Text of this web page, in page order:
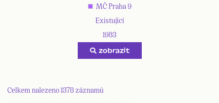
MČ Praha 9
Existující
1983
zobrazit
Celkem nalezeno 1378 záznamů